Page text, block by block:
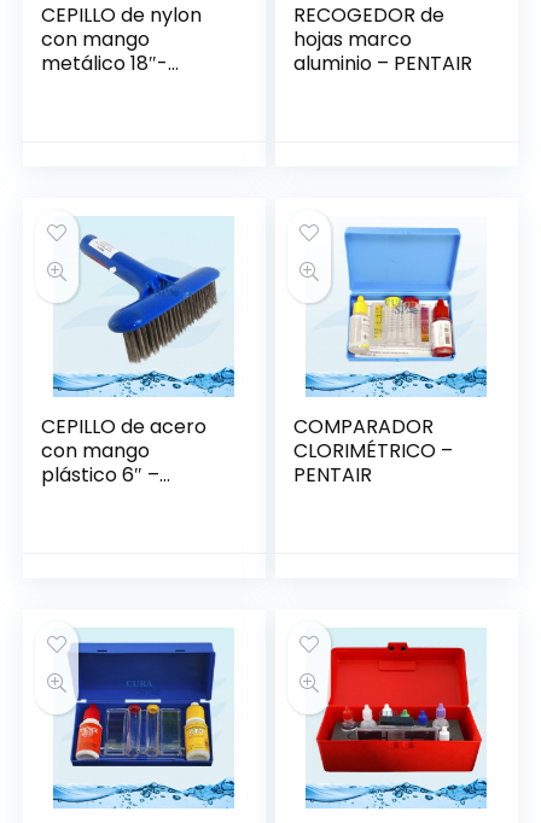
CEPILLO de nylon
con mango
metálico 18″-
RECOGEDOR de
hojas marco
aluminio – PENTAIR
CEPILLO de acero
con mango
plástico 6″ –
COMPARADOR
CLORIMÉTRICO –
PENTAIR